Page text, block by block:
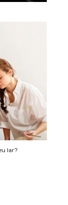
lar?